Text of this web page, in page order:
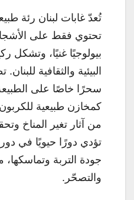
تُعدّ غابات لبنان رئة
تحتوي فقط على
بيولوجيًا غنيًا، وتشكل
البيئية والثقافية
سحرًا خاصًا على الطبيعة
كمخازن طبيعية
من آثار تغير المناخ
تؤدي دورًا حيويًا في
جودة التربة وتماسكها،
والتصحّر.